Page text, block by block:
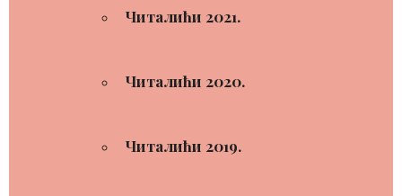
Читалићи 2021.
Читалићи 2020.
Читалићи 2019.